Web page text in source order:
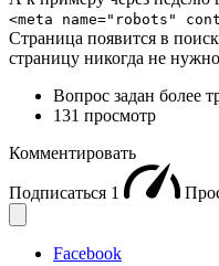
<meta name="robots"
Страница появится в
страницу никогда не
Вопрос задан более
131 просмотр
Комментировать
Подписаться 1
Facebook